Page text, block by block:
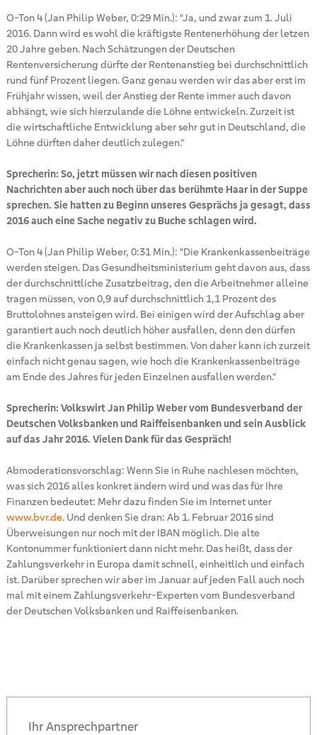
O-Ton 4 (Jan Philip Weber, 0:29 Min.): "Ja, und zwar zum 1. Juli
2016. Dann wird es wohl die kräftigste Rentenerhöhung der letzen
20 Jahre geben. Nach Schätzungen der Deutschen
Rentenversicherung dürfte der Rentenanstieg bei durchschnittlich
rund fünf Prozent liegen. Ganz genau werden wir das aber erst im
Frühjahr wissen, weil der Anstieg der Rente immer auch davon
abhängt, wie sich hierzulande die Löhne entwickeln. Zurzeit ist
die wirtschaftliche Entwicklung aber sehr gut in Deutschland, die
Löhne dürften daher deutlich zulegen.“
Sprecherin: So, jetzt müssen wir nach diesen positiven
Nachrichten aber auch noch über das berühmte Haar in der Suppe
sprechen. Sie hatten zu Beginn unseres Gesprächs ja gesagt, dass
2016 auch eine Sache negativ zu Buche schlagen wird.
O-Ton 4 (Jan Philip Weber, 0:31 Min.): "Die Krankenkassenbeiträge
werden steigen. Das Gesundheitsministerium geht davon aus, dass
der durchschnittliche Zusatzbeitrag, den die Arbeitnehmer alleine
tragen müssen, von 0,9 auf durchschnittlich 1,1 Prozent des
Bruttolohnes ansteigen wird. Bei einigen wird der Aufschlag aber
garantiert auch noch deutlich höher ausfallen, denn den dürfen
die Krankenkassen ja selbst bestimmen. Von daher kann ich zurzeit
einfach nicht genau sagen, wie hoch die Krankenkassenbeiträge
am Ende des Jahres für jeden Einzelnen ausfallen werden.“
Sprecherin: Volkswirt Jan Philip Weber vom Bundesverband der
Deutschen Volksbanken und Raiffeisenbanken und sein Ausblick
auf das Jahr 2016. Vielen Dank für das Gespräch!
Abmoderationsvorschlag: Wenn Sie in Ruhe nachlesen möchten,
was sich 2016 alles konkret ändern wird und was das für Ihre
Finanzen bedeutet: Mehr dazu finden Sie im Internet unter
www.bvr.de. Und denken Sie dran: Ab 1. Februar 2016 sind
Überweisungen nur noch mit der IBAN möglich. Die alte
Kontonummer funktioniert dann nicht mehr. Das heißt, dass der
Zahlungsverkehr in Europa damit schnell, einheitlich und einfach
ist. Darüber sprechen wir aber im Januar auf jeden Fall auch noch
mal mit einem Zahlungsverkehr-Experten vom Bundesverband
der Deutschen Volksbanken und Raiffeisenbanken.
Ihr Ansprechpartner